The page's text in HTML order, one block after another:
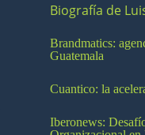
Biografía de
Brandmatics:
Guatemala
Cuantico: la
Iberonews: